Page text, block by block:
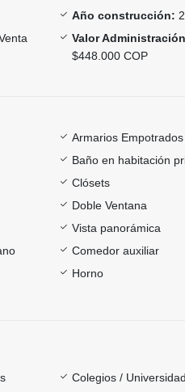
Año construcción:
Valor
$448.000 COP
Armarios Empotrados
Baño en habitación
Clósets
Doble Ventana
Vista panorámica
Comedor auxiliar
Horno
Colegios /